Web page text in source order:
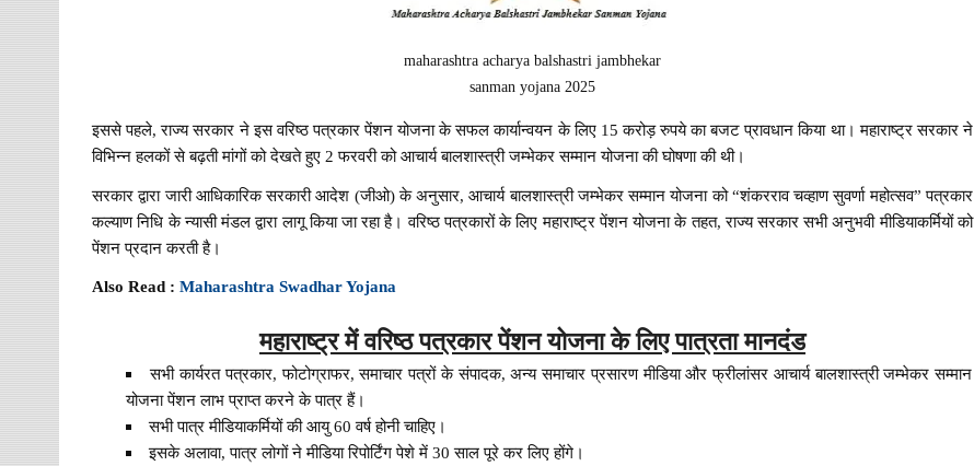
maharashtra acharya balshastri jambhekar
sanman yojana 2025
इससे पहले, राज्य सरकार ने इस वरिष्ठ पत्रकार पेंशन योजना के सफल कार्यान्वयन के लिए 15 करोड़ रुपये का बजट प्रावधान किया था। महाराष्ट्र सरकार ने
विभिन्न हलकों से बढ़ती मांगों को देखते हुए 2 फरवरी को आचार्य बालशास्त्री जम्भेकर सम्मान योजना की घोषणा की थी।
सरकार द्वारा जारी आधिकारिक सरकारी आदेश (जीओ) के अनुसार, आचार्य बालशास्त्री जम्भेकर सम्मान योजना को “शंकरराव चव्हाण सुवर्णा महोत्सव” पत्रकार
कल्याण निधि के न्यासी मंडल द्वारा लागू किया जा रहा है। वरिष्ठ पत्रकारों के लिए महाराष्ट्र पेंशन योजना के तहत, राज्य सरकार सभी अनुभवी मीडियाकर्मियों को
पेंशन प्रदान करती है।
Also Read :Maharashtra Swadhar Yojana
महाराष्ट्र में वरिष्ठ पत्रकार पेंशन योजना के लिए पात्रता मानदंड
सभी कार्यरत पत्रकार, फोटोग्राफर, समाचार पत्रों के संपादक, अन्य समाचार प्रसारण मीडिया और फ्रीलांसर आचार्य बालशास्त्री जम्भेकर सम्मान
योजना पेंशन लाभ प्राप्त करने के पात्र हैं।
सभी पात्र मीडियाकर्मियों की आयु 60 वर्ष होनी चाहिए।
इसके अलावा, पात्र लोगों ने मीडिया रिपोर्टिंग पेशे में 30 साल पूरे कर लिए होंगे।